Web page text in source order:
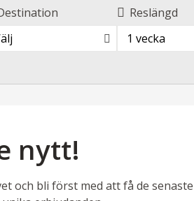
Reslängd
1 vecka
nytt!
och bli först med att få de senaste